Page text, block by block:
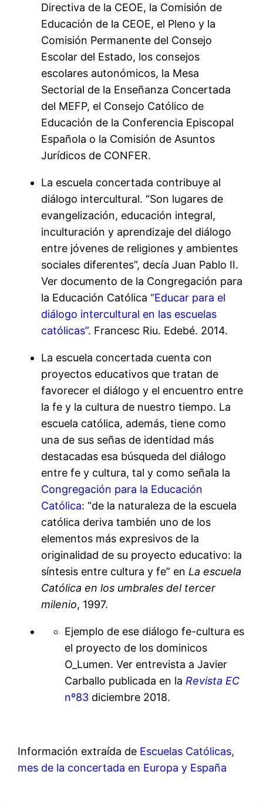
Directiva de la CEOE, la Comisión de
Educación de la CEOE, el Pleno y la
Comisión Permanente del Consejo
Escolar del Estado, los consejos
escolares autonómicos, la Mesa
Sectorial de la Enseñanza Concertada
del MEFP, el Consejo Católico de
Educación de la Conferencia Episcopal
Española o la Comisión de Asuntos
Jurídicos de CONFER.
La escuela concertada contribuye al
diálogo intercultural. “Son lugares de
evangelización, educación integral,
inculturación y aprendizaje del diálogo
entre jóvenes de religiones y ambientes
sociales diferentes”, decía Juan Pablo II.
Ver documento de la Congregación para
la Educación Católica “Educar para el
diálogo intercultural en las escuelas
católicas”. Francesc Riu. Edebé. 2014.
La escuela concertada cuenta con
proyectos educativos que tratan de
favorecer el diálogo y el encuentro entre
la fe y la cultura de nuestro tiempo. La
escuela católica, además, tiene como
una de sus señas de identidad más
destacadas esa búsqueda del diálogo
entre fe y cultura, tal y como señala la
Congregación para la Educación
Católica: “de la naturaleza de la escuela
católica deriva también uno de los
elementos más expresivos de la
originalidad de su proyecto educativo: la
síntesis entre cultura y fe” en La escuela
Católica en los umbrales del tercer
milenio, 1997.
Ejemplo de ese diálogo fe-cultura es
el proyecto de los dominicos
O_Lumen. Ver entrevista a Javier
Carballo publicada en la Revista EC
nº83 diciembre 2018.
Información extraída de Escuelas Católicas,
mes de la concertada en Europa y España